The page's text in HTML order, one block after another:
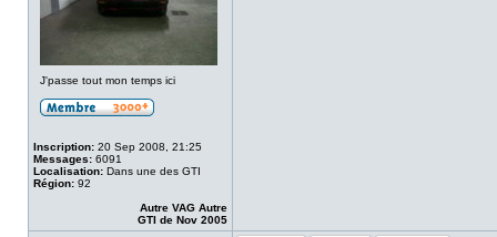
J'passe tout mon temps ici
Inscription: 20 Sep 2008, 21:25
Messages: 6091
Localisation: Dans une des GTI
Région: 92
Autre VAG Autre
GTI de Nov 2005